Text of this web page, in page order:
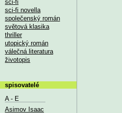
sci-fi
sci-fi novella
společenský román
světová klasika
thriller
utopický román
válečná literatura
životopis
spisovatelé
A - E
Asimov Isaac